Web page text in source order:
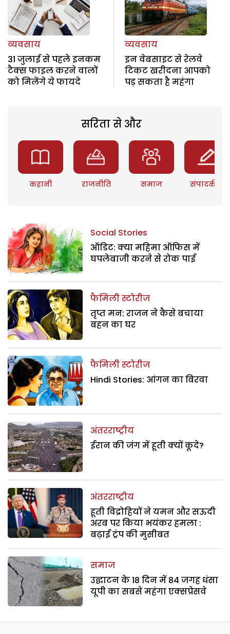
व्यवसाय
31 जुलाई से पहले इनकम
टैक्स फाइल करने वालों
को मिलेंगे ये फायदे
व्यवसाय
इन वेबसाइट से रेलवे
टिकट खरीदना आपको
पड़ सकता है महंगा
सरिता से और
कहानी राजनीति समाज संपादकीय
Social Stories
ऑडिट: क्या महिमा ऑफिस में
घपलेबाजी करने से रोक पाई
फैमिली स्टोरीज
तृप्त मन: राजन ने कैसे बचाया
बहन का घर
फैमिली स्टोरीज
Hindi Stories: आंगन का बिरवा
अंतरराष्ट्रीय
ईरान की जंग में हूती क्यों कूदे?
अंतरराष्ट्रीय
हूती विद्रोहियों ने यमन और सऊदी
अरब पर किया भयंकर हमला :
बढ़ाई ट्रंप की मुसीबत
समाज
उद्घाटन के 18 दिन में 84 जगह धंसा
यूपी का सबसे महंगा एक्सप्रेसवे